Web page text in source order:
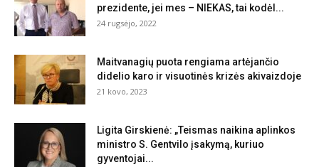
prezidente, jei mes – NIEKAS, tai kodėl...
24 rugsėjo, 2022
Maitvanagių puota rengiama artėjančio
didelio karo ir visuotinės krizės akivaizdoje
21 kovo, 2023
Ligita Girskienė: „Teismas naikina aplinkos
ministro S. Gentvilo įsakymą, kuriuo
gyventojai...